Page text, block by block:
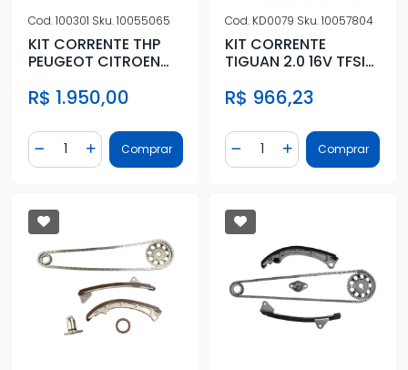
Cod.100301 Sku.10055065
KIT CORRENTE THP
PEUGEOT CITROEN
C4
R$ 1.950,00
Diminuir Quantidade
Quantidade
Adicionar Quantidade
Comprar
Cod. KD0079 Sku.10057804
KIT CORRENTE
TIGUAN 2.0 16V TFSI
R$ 966,23
Diminuir Quantidade
Quantidade
AdicionarComprar